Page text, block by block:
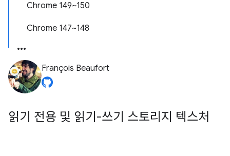
Chrome 149~150
Chrome 147~148
François Beaufort
읽기 전용 및 읽기-쓰기 스토리지 텍스처